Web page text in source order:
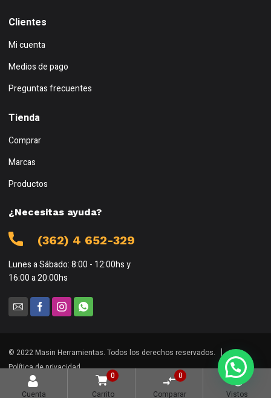
Cuenta
0
Carrito
0
Comparar
Vistos
Clientes
Mi cuenta
Medios de pago
Preguntas frecuentes
Tienda
Comprar
Marcas
Productos
¿Necesitas ayuda?
(362) 4 652-329
Lunes a Sábado: 8:00 - 12:00hs y
16:00 a 20:00hs
© 2022 Masin Herramientas. Todos los derechos reservados.
Política de privacidad